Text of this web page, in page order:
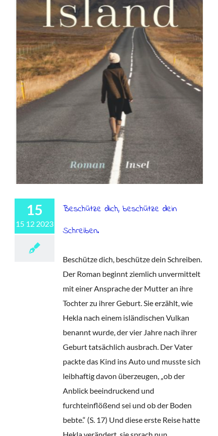
15
15 12 2023
Beschütze dich, beschütze dein
Schreiben.
Beschütze dich, beschütze dein Schreiben.
Der Roman beginnt ziemlich unvermittelt
mit einer Ansprache der Mutter an ihre
Tochter zu ihrer Geburt. Sie erzählt, wie
Hekla nach einem isländischen Vulkan
benannt wurde, der vier Jahre nach ihrer
Geburt tatsächlich ausbrach. Der Vater
packte das Kind ins Auto und musste sich
leibhaftig davon überzeugen, „ob der
Anblick beeindruckend und
furchteinflößend sei und ob der Boden
bebte.“ (S. 17) Und diese erste Reise hatte
Hekla verändert, sie sprach nun